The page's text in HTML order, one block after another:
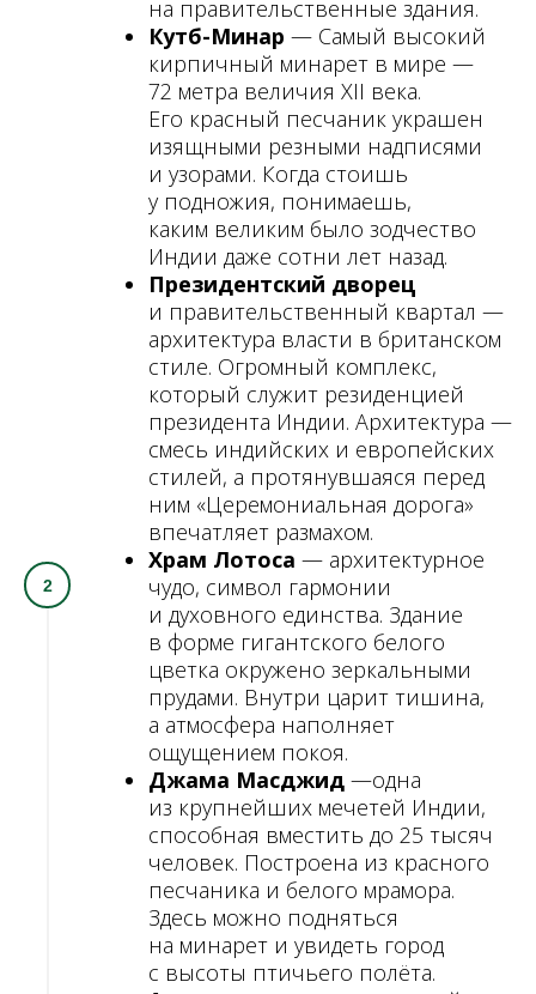
на правительственные здания.
Кутб-Минар — Самый высокий
кирпичный минарет в мире —
72 метра величия XII века.
Его красный песчаник украшен
изящными резными надписями
и узорами. Когда стоишь
у подножия, понимаешь,
каким великим было зодчество
Индии даже сотни лет назад.
Президентский дворец
и правительственный квартал —
архитектура власти в британском
стиле. Огромный комплекс,
который служит резиденцией
президента Индии. Архитектура —
смесь индийских и европейских
стилей, а протянувшаяся перед
ним «Церемониальная дорога»
впечатляет размахом.
Храм Лотоса — архитектурное
чудо, символ гармонии
и духовного единства. Здание
в форме гигантского белого
цветка окружено зеркальными
прудами. Внутри царит тишина,
а атмосфера наполняет
ощущением покоя.
Джама Масджид —одна
из крупнейших мечетей Индии,
способная вместить до 25 тысяч
человек. Построена из красного
песчаника и белого мрамора.
Здесь можно подняться
на минарет и увидеть город
с высоты птичьего полёта.